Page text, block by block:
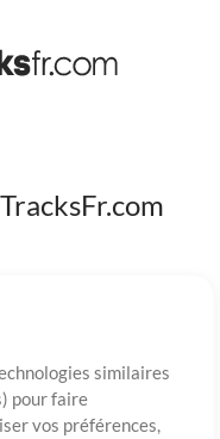
similaires
pour faire
vos préférences,